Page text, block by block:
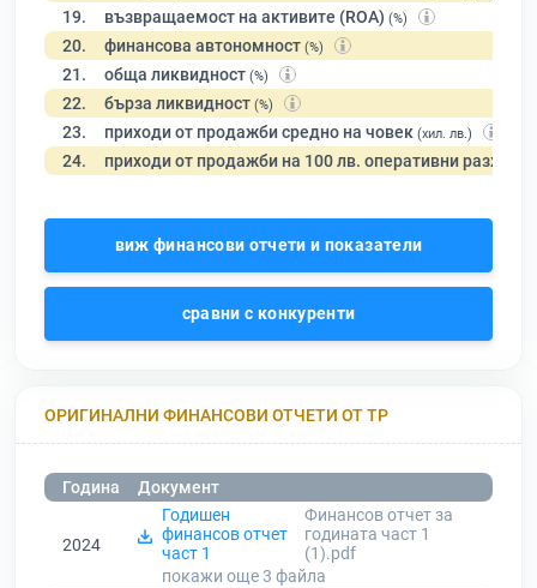
19. възвращаемост на активите (ROA) (%)
20. финансова автономност (%)
21. обща ликвидност (%)
22. бърза ликвидност (%)
23. приходи от продажби средно на човек (хил. лв.)
24. приходи от продажби на 100 лв. оперативни разходи
виж финансови отчети и показатели
сравни с конкуренти
ОРИГИНАЛНИ ФИНАНСОВИ ОТЧЕТИ ОТ ТР
Година Документ
2024
Годишен
финансов отчет
част 1
Финансов отчет за
годината част 1
(1).pdf
покажи още 3 файла